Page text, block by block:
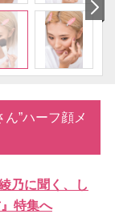
”ハーフ顔メ
乃に聞く、し
特集へ